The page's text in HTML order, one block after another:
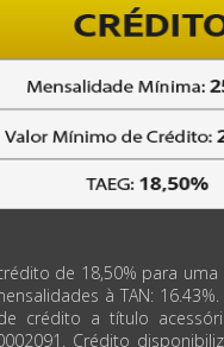
de 18,50% para uma
à TAN: 16.43%.
crédito a título
Crédito